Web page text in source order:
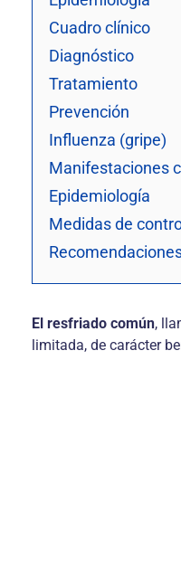
Cuadro clínico
Diagnóstico
Tratamiento
Prevención
Influenza (gripe)
Manifestaciones
Epidemiología
Medidas de
El resfriado común,
limitada, de carácter